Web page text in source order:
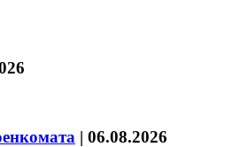
| 06.08.2026